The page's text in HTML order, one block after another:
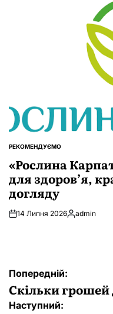
ОПУБЛІКУВАТИ
РЕКОМЕНДУЄМО
«Рослина
для здоров’я,
догляду
14 Липня 2026Опубліковано
admin
Навігація
записів
Попередній:
Скільки
Наступний: